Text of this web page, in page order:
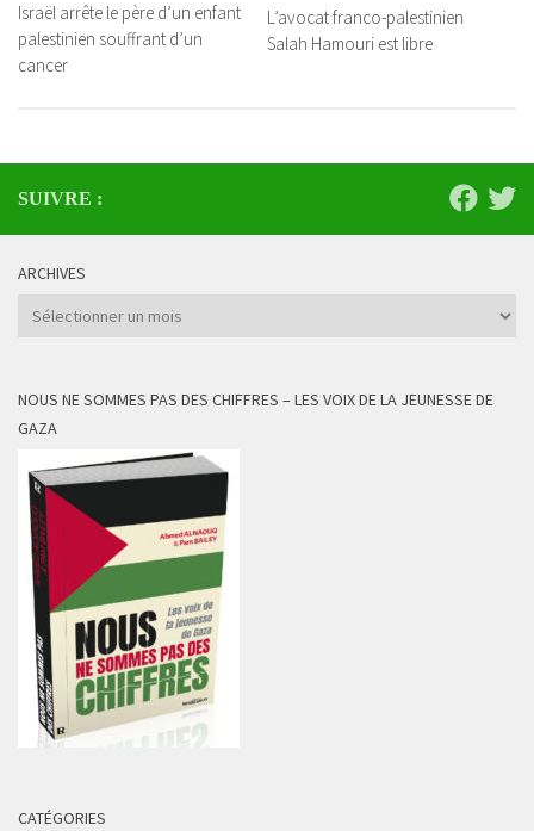
Israël arrête le père d’un enfant
palestinien souffrant d’un
cancer
L’avocat franco-palestinien
Salah Hamouri est libre
SUIVRE :
ARCHIVES
Archives
NOUS NE SOMMES PAS DES CHIFFRES – LES VOIX DE LA JEUNESSE DE
GAZA
CATÉGORIES